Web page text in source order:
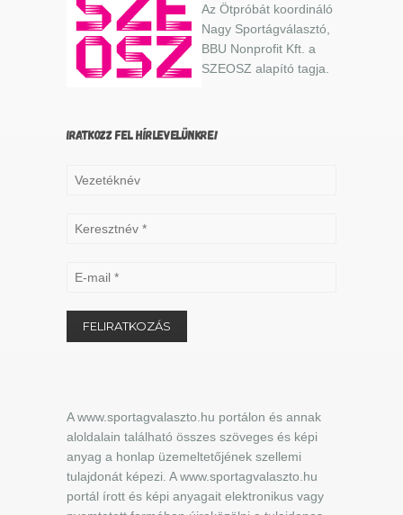
Az Ötpróbát koordináló
Nagy Sportágválasztó,
BBU Nonprofit Kft. a
SZEOSZ alapító tagja.
IRATKOZZ FEL HÍRLEVELÜNKRE!
A www.sportagvalaszto.hu portálon és annak
aloldalain található összes szöveges és képi
anyag a honlap üzemeltetőjének szellemi
tulajdonát képezi. A www.sportagvalaszto.hu
portál írott és képi anyagait elektronikus vagy